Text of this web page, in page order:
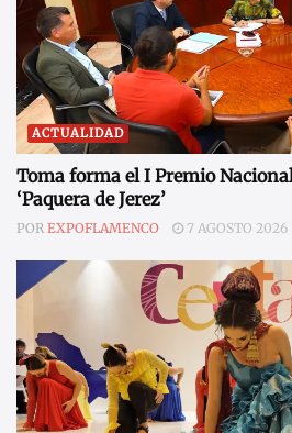
ACTUALIDAD
Toma forma el I Premio
‘Paquera de Jerez’
POR EXPOFLAMENCO 7 AGOSTO 2026